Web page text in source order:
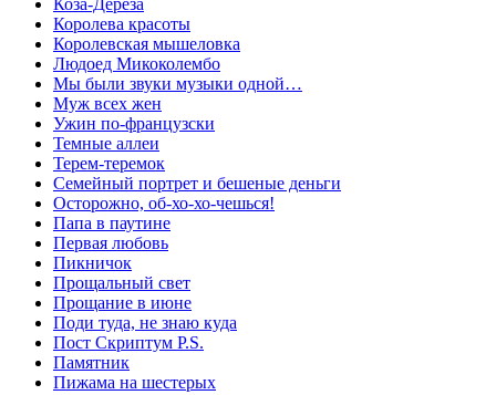
Королева красоты
Королевская мышеловка
Людоед Микоколембо
Мы были звуки музыки одной…
Муж всех жен
Ужин по-французски
Темные аллеи
Терем-теремок
Семейный портрет и бешеные деньги
Осторожно, об-хо-хо-чешься!
Папа в паутине
Первая любовь
Пикничок
Прощальный свет
Прощание в июне
Поди туда, не знаю куда
Пост Скриптум P.S.
Памятник
Пижама на шестерых